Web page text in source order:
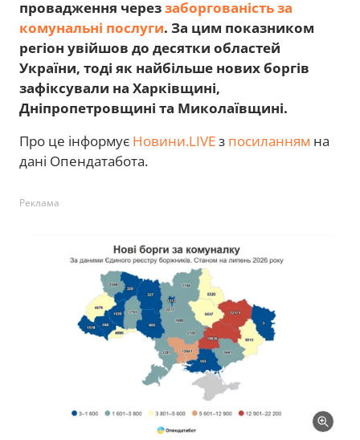
провадження череззаборгованість за
комунальні послуги. За цим показником
регіон увійшов до десятки областей
України, тоді як найбільше нових боргів
зафіксували на Харківщині,
Дніпропетровщині та Миколаївщині.
Про це інформує Новини.LIVEз посиланням на
дані Опендатабота.
Реклама